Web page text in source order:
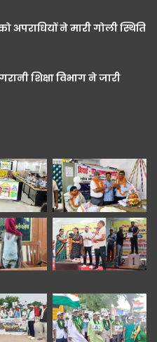
ने मारी गोली स्थिति
शिक्षा विभाग ने जारी